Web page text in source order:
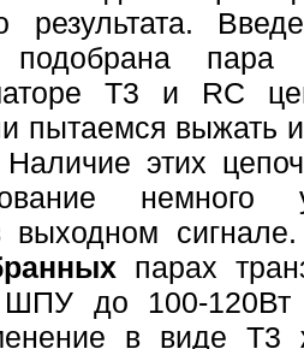
результата.
подобрана пара
Т3 и RC
пытаемся выжать
этих
немного
выходном
парах
до 100-120Вт
в виде Т3